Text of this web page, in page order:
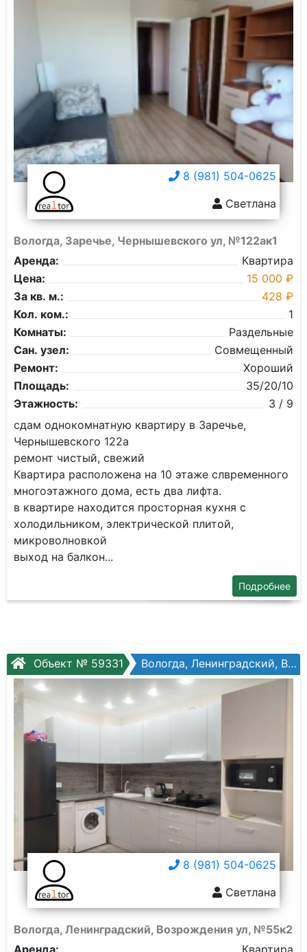
8 (981) 504-0625
Светлана
Вологда, Заречье, Чернышевского ул, №122ак1
Аренда:
Квартира
Цена:
15 000 ₽
За кв. м.:
428 ₽
Кол. ком.:
1
Комнаты:
Раздельные
Сан. узел:
Совмещенный
Ремонт:
Хороший
Площадь:
35/20/10
Этажность:
3 / 9
сдам однокомнатную квартиру в Заречье,
Чернышевского 122а
ремонт чистый, свежий
Квартира расположена на 10 этаже слвременного
многоэтажного дома, есть два лифта.
в квартире находится просторная кухня с
холодильником, электрической плитой,
микроволновкой
выход на балкон...
Подробнее
Объект № 59331 Вологда, Ленинградский, Возрождения ул, №55к2
8 (981) 504-0625
Светлана
Вологда, Ленинградский, Возрождения ул, №55к2
Аренда:
Квартира